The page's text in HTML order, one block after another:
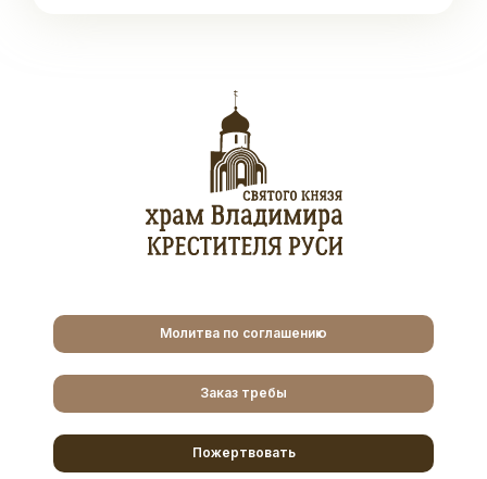
Молитва по соглашению
Заказ требы
Пожертвовать